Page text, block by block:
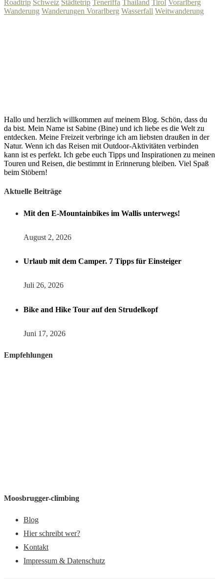
Roadtrip Schweiz Städtetrip Teneriffa Thailand Tirol Vorarlberg
Wanderung Wanderungen Vorarlberg Wasserfall Weitwanderung
Hallo und herzlich willkommen auf meinem Blog. Schön, dass du
da bist. Mein Name ist Sabine (Bine) und ich liebe es die Welt zu
entdecken. Meine Freizeit verbringe ich am liebsten draußen in der
Natur. Wenn ich das Reisen mit Outdoor-Aktivitäten verbinden
kann ist es perfekt. Ich gebe euch Tipps und Inspirationen zu meinen
Touren und Reisen, die bestimmt in Erinnerung bleiben. Viel Spaß
beim Stöbern!
Aktuelle Beiträge
Mit den E-Mountainbikes im Wallis unterwegs!
August 2, 2026
Urlaub mit dem Camper. 7 Tipps für Einsteiger
Juli 26, 2026
Bike and Hike Tour auf den Strudelkopf
Juni 17, 2026
Empfehlungen
Moosbrugger-climbing
Blog
Hier schreibt wer?
Kontakt
Impressum & Datenschutz